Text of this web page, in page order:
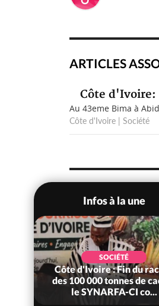
ARTICLES
Côte d'Ivoire:
Au 43eme Bima à
Côte d'Ivoire |
Infos à la une
SOCIÉTÉ
Côte d'Ivoire : MIRAH,
de fer autour de la
le SYNHA-CI saisi...